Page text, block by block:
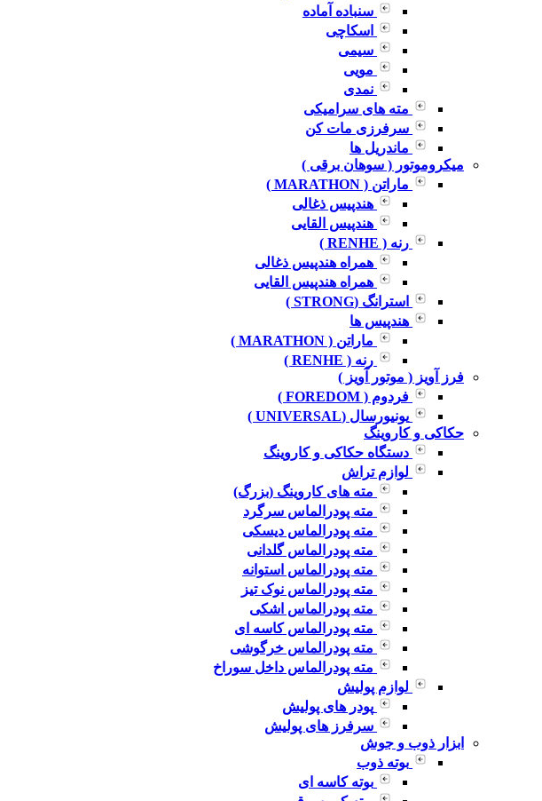
سنباده آماده
اسکاچی
سیمی
مویی
نمدی
مته های سرامیکی
سرفرزی مات کن
ماندریل ها
میکروموتور ( سوهان برقی )
ماراتن ( MARATHON )
هندپیس ذغالی
هندپیس القایی
رنه ( RENHE )
همراه هندپیس ذغالی
همراه هندپیس القایی
استرانگ (STRONG )
هندپیس ها
ماراتن ( MARATHON )
رنه ( RENHE )
فرز آویز ( موتور آویز )
فردوم ( FOREDOM )
یونیورسال (UNIVERSAL )
حکاکی و کاروینگ
دستگاه حکاکی و کاروینگ
لوازم تراش
مته های کاروینگ (بزرگ)
مته پودرالماس سرگرد
مته پودرالماس دیسکی
مته پودرالماس گلدانی
مته پودرالماس استوانه
مته پودرالماس نوک تیز
مته پودرالماس اشکی
مته پودرالماس کاسه ای
مته پودرالماس خرگوشی
مته پودرالماس داخل سوراخ
لوازم پولیش
پودر های پولیش
سرفرز های پولیش
ابزار ذوب و جوش
بوته ذوب
بوته کاسه ای